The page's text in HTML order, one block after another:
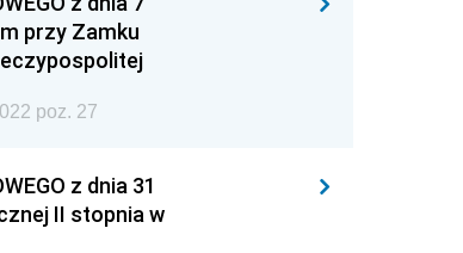
przy Zamku
poz. 27
z dnia 31
II stopnia w